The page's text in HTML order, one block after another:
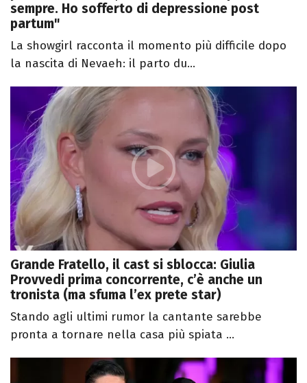
sempre. Ho sofferto di depressione post
partum"
La showgirl racconta il momento più difficile dopo
la nascita di Nevaeh: il parto du...
Grande Fratello, il cast si sblocca: Giulia
Provvedi prima concorrente, c’è anche un
tronista (ma sfuma l’ex prete star)
Stando agli ultimi rumor la cantante sarebbe
pronta a tornare nella casa più spiata ...